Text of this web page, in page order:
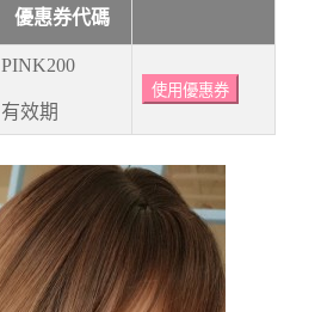
優惠券代碼
PINK200
有效期
使用優惠券